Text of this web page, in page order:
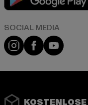
Instagram
Facebook
KOSTENLOSE